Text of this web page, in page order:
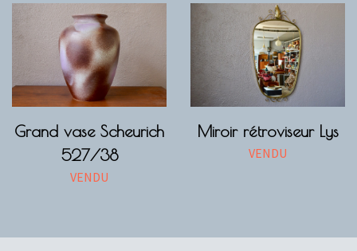
Grand vase Scheurich
527/38
VENDU
Miroir rétroviseur Lys
VENDU